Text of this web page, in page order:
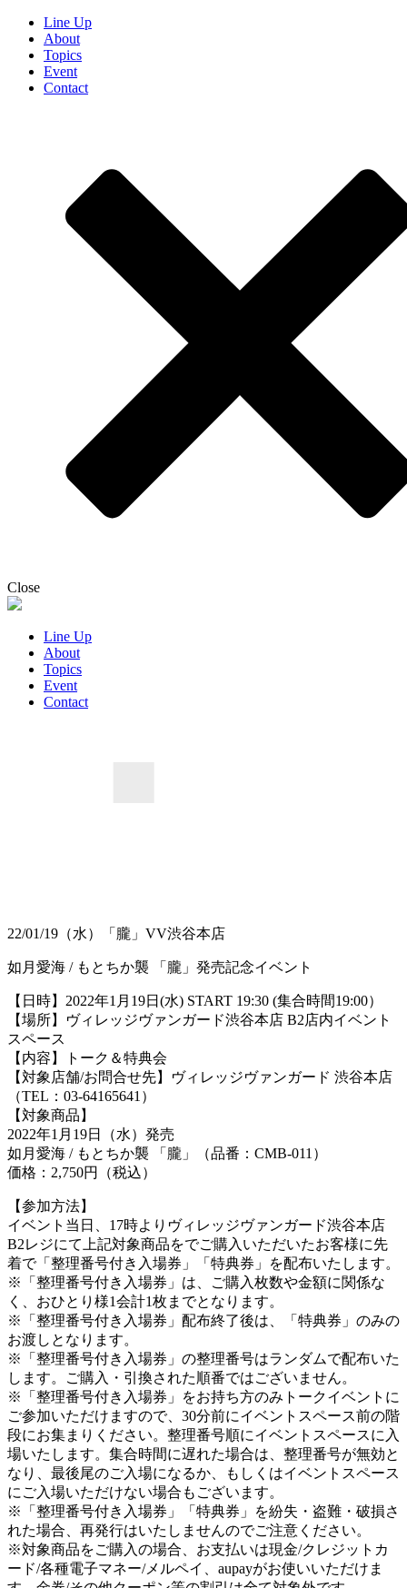
Line Up
About
Topics
Event
Contact
Close
Line Up
About
Topics
Event
Contact
22/01/19（水）「朧」VV渋谷本店
如月愛海 / もとちか襲 「朧」発売記念イベント
【日時】2022年1月19日(水) START 19:30 (集合時間19:00）
【場所】ヴィレッジヴァンガード渋谷本店 B2店内イベント
スペース
【内容】トーク＆特典会
【対象店舗/お問合せ先】ヴィレッジヴァンガード 渋谷本店
（TEL：03-64165641）
【対象商品】
2022年1月19日（水）発売
如月愛海 / もとちか襲 「朧」（品番：CMB-011）
価格：2,750円（税込）
【参加方法】
イベント当日、17時よりヴィレッジヴァンガード渋谷本店
B2レジにて上記対象商品をでご購入いただいたお客様に先
着で「整理番号付き入場券」「特典券」を配布いたします。
※「整理番号付き入場券」は、ご購入枚数や金額に関係な
く、おひとり様1会計1枚までとなります。
※「整理番号付き入場券」配布終了後は、「特典券」のみの
お渡しとなります。
※「整理番号付き入場券」の整理番号はランダムで配布いた
します。ご購入・引換された順番ではございません。
※「整理番号付き入場券」をお持ち方のみトークイベントに
ご参加いただけますので、30分前にイベントスペース前の階
段にお集まりください。整理番号順にイベントスペースに入
場いたします。集合時間に遅れた場合は、整理番号が無効と
なり、最後尾のご入場になるか、もしくはイベントスペース
にご入場いただけない場合もございます。
※「整理番号付き入場券」「特典券」を紛失・盗難・破損さ
れた場合、再発行はいたしませんのでご注意ください。
※対象商品をご購入の場合、お支払いは現金/クレジットカ
ード/各種電子マネー/メルペイ、aupayがお使いいただけま